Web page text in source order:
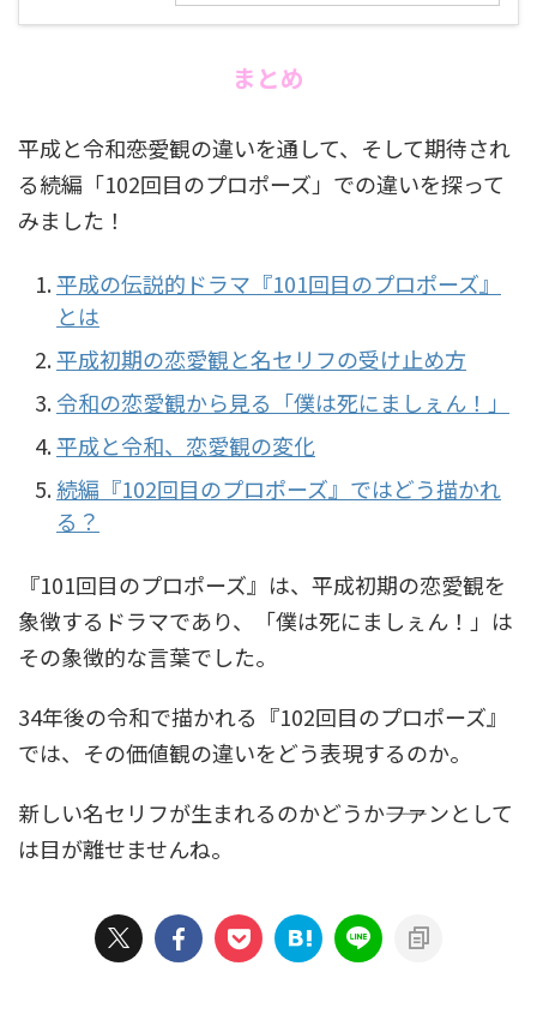
まとめ
平成と令和――恋愛観の違いを通して、そして期待され
る続編「102回目のプロポーズ」での違いを探って
みました！
平成の伝説的ドラマ『101回目のプロポーズ』
とは
平成初期の恋愛観と名セリフの受け止め方
令和の恋愛観から見る「僕は死にましぇん！」
平成と令和、恋愛観の変化
続編『102回目のプロポーズ』ではどう描かれ
る？
『101回目のプロポーズ』は、平成初期の恋愛観を
象徴するドラマであり、「僕は死にましぇん！」は
その象徴的な言葉でした。
34年後の令和で描かれる『102回目のプロポーズ』
では、その価値観の違いをどう表現するのか。
新しい名セリフが生まれるのかどうか――ファンとして
は目が離せませんね。